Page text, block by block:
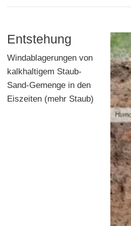
Entstehung
Windablagerungen von
kalkhaltigem Staub-
Sand-Gemenge in den
Eiszeiten (mehr Staub)